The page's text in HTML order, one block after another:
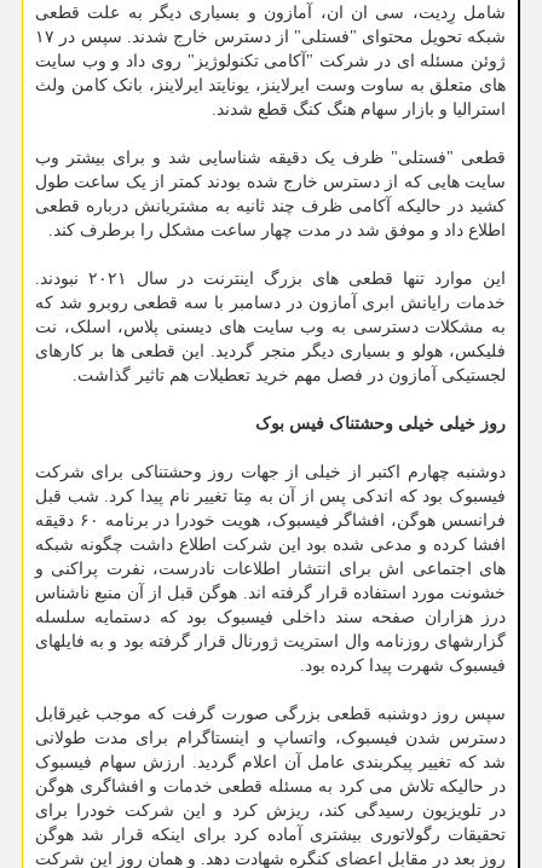
شامل رِدیت، سی ان ان، آمازون و بسیاری دیگر به علت قطعی
شبکه تحویل محتوای "فستلی" از دسترس خارج شدند. سپس در ۱۷
ژوئن مسئله ای در شرکت "آکامی تکنولوژیز" روی داد و وب سایت
های متعلق به ساوت وست ایرلاینز، یونایتد ایرلاینز، بانک کامن ولث
استرالیا و بازار سهام هنگ کنگ قطع شدند.
قطعی "فستلی" ظرف یک دقیقه شناسایی شد و برای بیشتر وب
سایت هایی که از دسترس خارج شده بودند کمتر از یک ساعت طول
کشید در حالیکه آکامی ظرف چند ثانیه به مشتریانش درباره قطعی
اطلاع داد و موفق شد در مدت چهار ساعت مشکل را برطرف کند.
این موارد تنها قطعی های بزرگ اینترنت در سال ۲۰۲۱ نبودند.
خدمات رایانش ابری آمازون در دسامبر با سه قطعی روبرو شد که
به مشکلات دسترسی به وب سایت های دیسنی پلاس، اسلک، نت
فلیکس، هولو و بسیاری دیگر منجر گردید. این قطعی ها بر کارهای
لجستیکی آمازون در فصل مهم خرید تعطیلات هم تاثیر گذاشت.
روز خیلی خیلی وحشتناک فیس بوک
دوشنبه چهارم اکتبر از خیلی از جهات روز وحشتناکی برای شرکت
فیسبوک بود که اندکی پس از آن به مِتا تغییر نام پیدا کرد. شب قبل
فرانسس هوگن، افشاگر فیسبوک، هویت خودرا در برنامه ۶۰ دقیقه
افشا کرده و مدعی شده بود این شرکت اطلاع داشت چگونه شبکه
های اجتماعی اش برای انتشار اطلاعات نادرست، نفرت پراکنی و
خشونت مورد استفاده قرار گرفته اند. هوگن قبل از آن منبع ناشناس
درز هزاران صفحه سند داخلی فیسبوک بود که دستمایه سلسله
گزارشهای روزنامه وال استریت ژورنال قرار گرفته بود و به فایلهای
فیسبوک شهرت پیدا کرده بود.
سپس روز دوشنبه قطعی بزرگی صورت گرفت که موجب غیرقابل
دسترس شدن فیسبوک، واتساپ و اینستاگرام برای مدت طولانی
شد که تغییر پیکربندی عامل آن اعلام گردید. ارزش سهام فیسبوک
در حالیکه تلاش می کرد به مسئله قطعی خدمات و افشاگری هوگن
در تلویزیون رسیدگی کند، ریزش کرد و این شرکت خودرا برای
تحقیقات رگولاتوری بیشتری آماده کرد برای اینکه قرار شد هوگن
روز بعد در مقابل اعضای کنگره شهادت دهد. و همان روز این شرکت